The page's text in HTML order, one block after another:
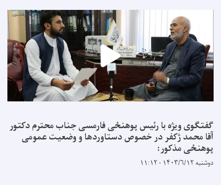
گفتگوی ویژه با رئیس پوهنځی فارمسی جناب محترم دکتور
آقا محمد ژکفر در خصوص دستاوردها و وضعیت عمومی
پوهنځی مذکور:
دوشنبه ۱۴۰۳/۶/۱۲ - ۱۱:۱۲